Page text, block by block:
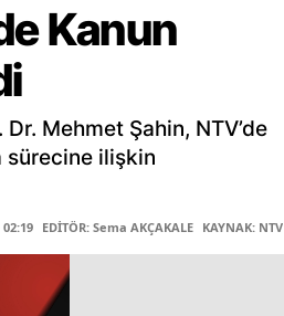
Kanun
Mehmet Şahin, NTV’de
sürecine ilişkin
EDİTÖR: Sema AKÇAKALE KAYNAK: NTV